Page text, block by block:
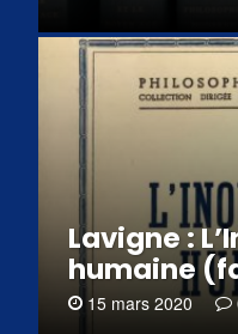
Lavigne :
humaine
15 mars 2020